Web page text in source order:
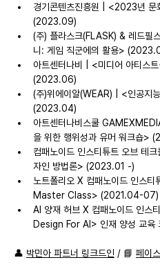
경기콘텐츠진흥원 | <2023년 문
(2023.09)
(주) 플라스크(FLASK) & 레드
니: 게임 직군에의 활용>
아트센터나비 | <미디어 아티스
(2023.06)
(주)위에이알(WEAR) | <인공지
(2023.04)
아트센터나비스쿨
을 위한 행위성과 유머 워크숍>
컴패노이드 인스티튜트 오브 테
자인 방법론> (2023.01 -)
노트폴리오 X 컴패노이드 인스
Master Class> (2021.04-07)
AI 양재 허브 X 컴패노이드 인스
Design For AI> 인재 양성 교육
👤 박민아 파트너 링크드인 / 📘 페이